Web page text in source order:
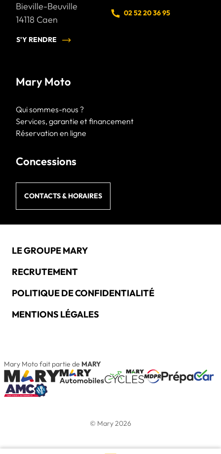
Bieville-Beuville
14118 Caen
S'Y RENDRE
02 52 20 36 95
Mary Moto
Qui sommes-nous ?
Services, garantie et financement
Réservation en ligne
Concessions
CONTACTS & HORAIRES
LE GROUPE MARY
RECRUTEMENT
POLITIQUE DE CONFIDENTIALITÉ
MENTIONS LÉGALES
Mary Moto fait partie de MARY
© Mary 2026